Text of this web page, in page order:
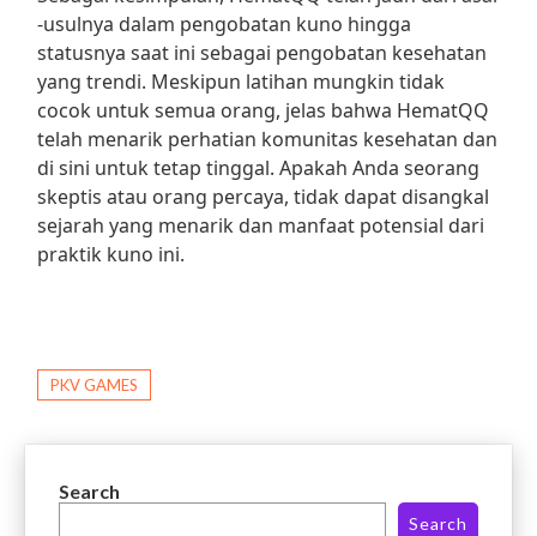
-usulnya dalam pengobatan kuno hingga
statusnya saat ini sebagai pengobatan kesehatan
yang trendi. Meskipun latihan mungkin tidak
cocok untuk semua orang, jelas bahwa HematQQ
telah menarik perhatian komunitas kesehatan dan
di sini untuk tetap tinggal. Apakah Anda seorang
skeptis atau orang percaya, tidak dapat disangkal
sejarah yang menarik dan manfaat potensial dari
praktik kuno ini.
PKV GAMES
Search
Search